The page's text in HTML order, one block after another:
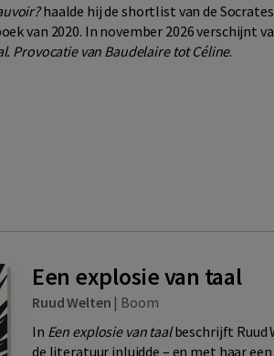
haalde hij de shortlist van de
van 2020. In november 2026 verschijnt
Provocatie van Baudelaire tot Céline.
Een explosie van taal
Ruud Welten | Boom
In Een explosie van taalbeschrijft Ruud
de literatuur inluidde – en met haar